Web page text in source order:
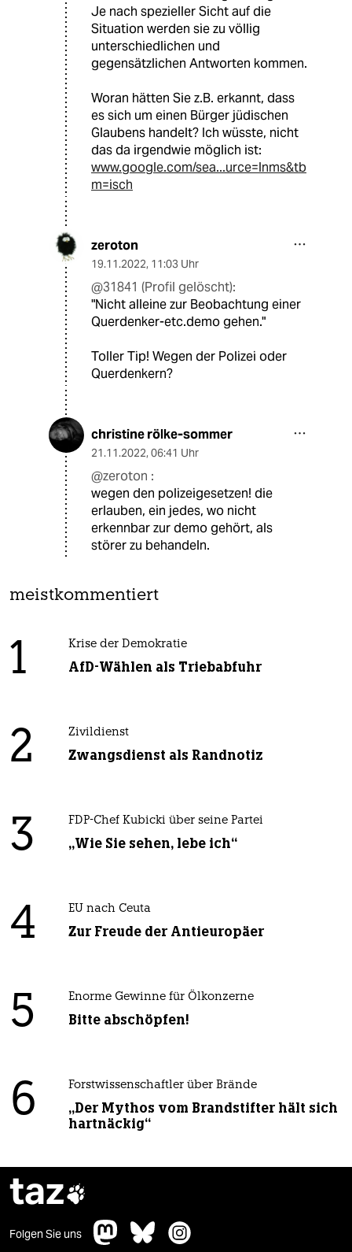
Je nach spezieller Sicht auf die
Situation werden sie zu völlig
unterschiedlichen und
gegensätzlichen Antworten kommen.
Woran hätten Sie z.B. erkannt, dass
es sich um einen Bürger jüdischen
Glaubens handelt? Ich wüsste, nicht
das da irgendwie möglich ist:
www.google.com/sea...urce=lnms&tb
m=isch
zeroton
19.11.2022, 11:03 Uhr
@31841 (Profil gelöscht):
"Nicht alleine zur Beobachtung einer
Querdenker-etc.demo gehen."
Toller Tip! Wegen der Polizei oder
Querdenkern?
christine rölke-sommer
21.11.2022, 06:41 Uhr
@zeroton :
wegen den polizeigesetzen! die
erlauben, ein jedes, wo nicht
erkennbar zur demo gehört, als
störer zu behandeln.
meistkommentiert
1 Krise der Demokratie
AfD-Wählen als Triebabfuhr
2 Zivildienst
Zwangsdienst als Randnotiz
3 FDP-Chef Kubicki über seine Partei
„Wie Sie sehen, lebe ich“
4 EU nach Ceuta
Zur Freude der Antieuropäer
5 Enorme Gewinne für Ölkonzerne
Bitte abschöpfen!
6 Forstwissenschaftler über Brände
„Der Mythos vom Brandstifter hält sich
hartnäckig“
taz
Folgen Sie uns